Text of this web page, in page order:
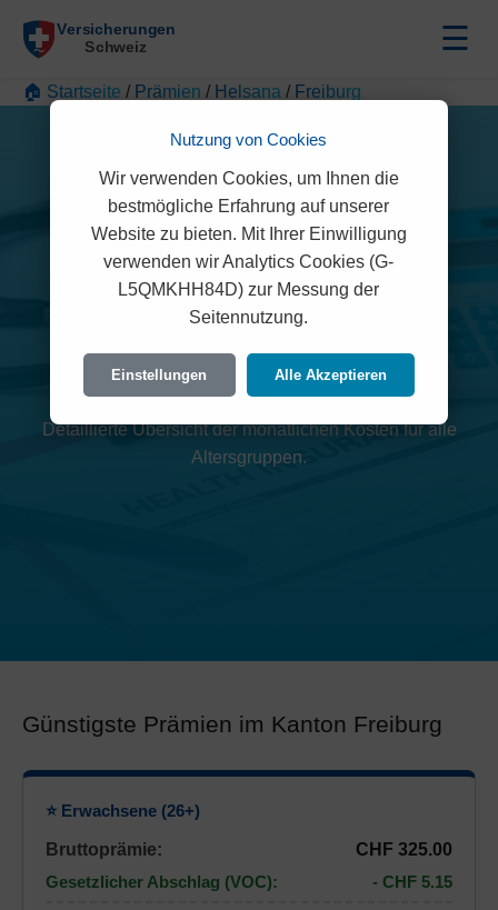
☰
🏠 Startseite / Prämien / Helsana / Freiburg
Helsana Prämien 2026
(Freiburg)
Detaillierte Übersicht der monatlichen Kosten für alle
Altersgruppen.
Günstigste Prämien im Kanton Freiburg
⭐ Erwachsene (26+)
Bruttoprämie:
CHF 325.00
Gesetzlicher Abschlag (VOC):
- CHF 5.15
Nutzung von Cookies
Wir verwenden Cookies, um Ihnen die
bestmögliche Erfahrung auf unserer
Website zu bieten. Mit Ihrer Einwilligung
verwenden wir Analytics Cookies (G-
L5QMKHH84D) zur Messung der
Seitennutzung.
Einstellungen Alle Akzeptieren